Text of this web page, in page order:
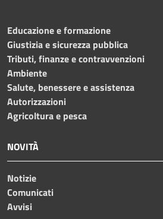
Educazione e formazione
Giustizia e sicurezza pubblica
Tributi, finanze e contravvenzioni
Ambiente
Salute, benessere e assistenza
Autorizzazioni
Agricoltura e pesca
NOVITÀ
Notizie
Comunicati
Avvisi